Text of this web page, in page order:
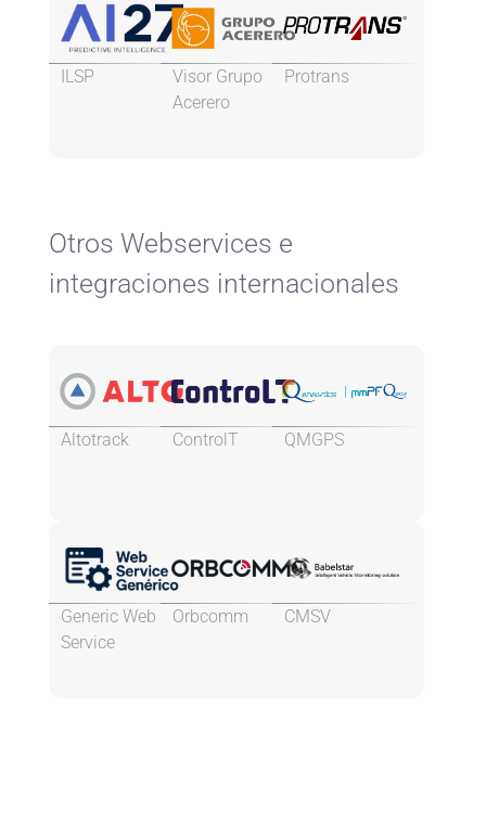
ILSP
Visor Grupo
Acerero
Protrans
Otros Webservices e
integraciones internacionales
Altotrack ControlT QMGPS
Generic Web
Service
Orbcomm CMSV